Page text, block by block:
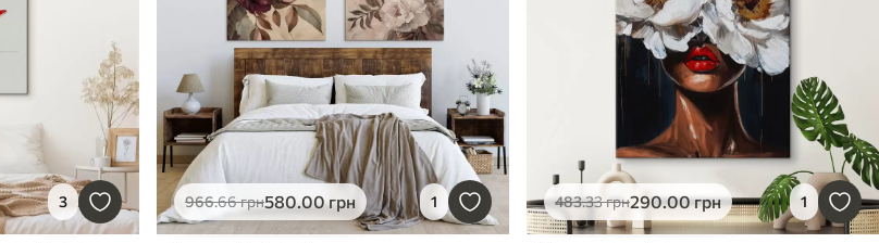
3 966.66грн580.00грн 1 483.33грн290.00грн 1